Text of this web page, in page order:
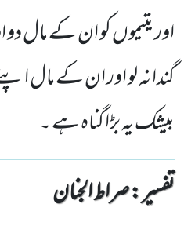
اور یتیموں کو ان کے
گندا نہ لو اور ان کے مال
بیشک یہ بڑا گناہ ہے ۔
تفسیر : ‎صراط الجنان